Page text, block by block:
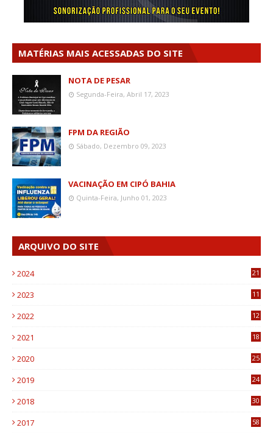
MATÉRIAS MAIS ACESSADAS DO SITE
NOTA DE PESAR
Segunda-Feira, Abril 17, 2023
FPM DA REGIÃO
Sábado, Dezembro 09, 2023
VACINAÇÃO EM CIPÓ BAHIA
Quinta-Feira, Junho 01, 2023
ARQUIVO DO SITE
2024 21
2023
11
2022
12
2021
18
2020
25
2019
24
2018
30
2017
58